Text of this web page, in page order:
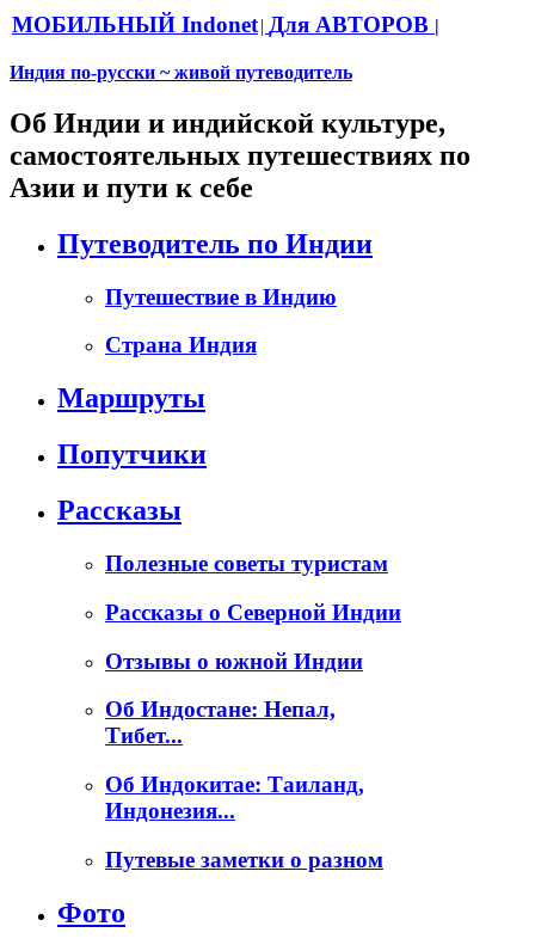
МОБИЛЬНЫЙ Indonet| Для АВТОРОВ |
Индия по-русски ~ живой путеводитель
Об Индии и индийской культуре,
самостоятельных путешествиях по
Азии и пути к себе
Путеводитель по Индии
Путешествие в Индию
Страна Индия
Маршруты
Попутчики
Рассказы
Полезные советы туристам
Рассказы о Северной Индии
Отзывы о южной Индии
Об Индостане: Непал,
Тибет...
Об Индокитае: Таиланд,
Индонезия...
Путевые заметки о разном
Фото